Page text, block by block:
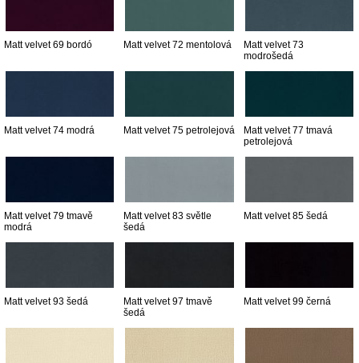
Matt velvet 69 bordó Matt velvet 72 mentolová
Matt velvet 73
modrošedá
Matt velvet 74 modrá Matt velvet 75 petrolejová
Matt velvet 77 tmavá
petrolejová
Matt velvet 79 tmavě
modrá
Matt velvet 83 světle
šedá
Matt velvet 85 šedá
Matt velvet 93 šedá
Matt velvet 97 tmavě
šedá
Matt velvet 99 černá